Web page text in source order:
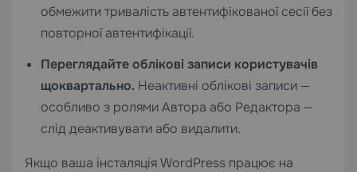
обмежити тривалість автентифікованої сесії без
повторної автентифікації.
Переглядайте облікові записи користувачів
щоквартально. Неактивні облікові записи —
особливо з ролями Автора або Редактора —
слід деактивувати або видалити.
Якщо ваша інсталяція WordPress працює на